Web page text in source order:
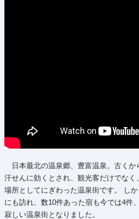
日本最北の温泉郷、豊富温泉。古くか
汗せんに効くとされ、観光客だけでな
場所としてにぎわった温泉街です。 し
にも訪れ、数10件あった宿も今では4件
寂しい温泉街となりました。